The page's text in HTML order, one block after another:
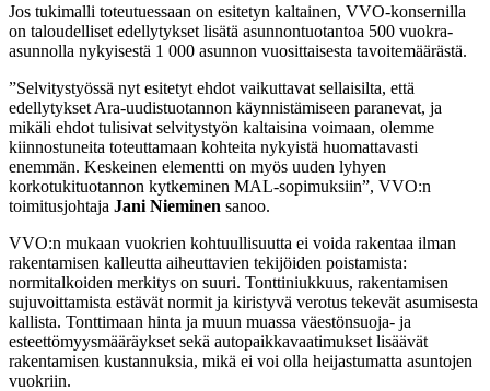
Jos tukimalli toteutuessaan on esitetyn kaltainen, VVO-konsernilla
on taloudelliset edellytykset lisätä asunnontuotantoa 500 vuokra-
asunnolla nykyisestä 1 000 asunnon vuosittaisesta tavoitemäärästä.
”Selvitystyössä nyt esitetyt ehdot vaikuttavat sellaisilta, että
edellytykset Ara-uudistuotannon käynnistämiseen paranevat, ja
mikäli ehdot tulisivat selvitystyön kaltaisina voimaan, olemme
kiinnostuneita toteuttamaan kohteita nykyistä huomattavasti
enemmän. Keskeinen elementti on myös uuden lyhyen
korkotukituotannon kytkeminen MAL-sopimuksiin”, VVO:n
toimitusjohtaja Jani Nieminen sanoo.
VVO:n mukaan vuokrien kohtuullisuutta ei voida rakentaa ilman
rakentamisen kalleutta aiheuttavien tekijöiden poistamista:
normitalkoiden merkitys on suuri. Tonttiniukkuus, rakentamisen
sujuvoittamista estävät normit ja kiristyvä verotus tekevät asumisesta
kallista. Tonttimaan hinta ja muun muassa väestönsuoja- ja
esteettömyysmääräykset sekä autopaikkavaatimukset lisäävät
rakentamisen kustannuksia, mikä ei voi olla heijastumatta asuntojen
vuokriin.